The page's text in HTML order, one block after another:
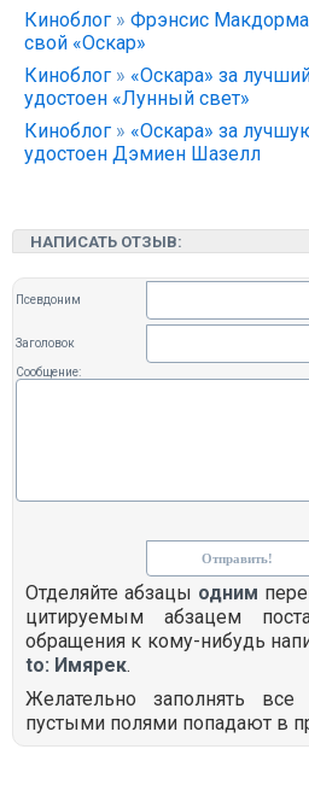
Киноблог » Фрэнсис
свой «Оскар»
Киноблог » «Оскара» за
удостоен «Лунный свет»
Киноблог » «Оскара» за
удостоен Дэмиен Шазелл
НАПИСАТЬ ОТЗЫВ:
Псевдоним
Заголовок
Сообщение:
Отделяйте абзацы одним
цитируемым абзацем
обращения к кому-нибудь
to: Имярек.
Желательно заполнять
пустыми полями попадают в